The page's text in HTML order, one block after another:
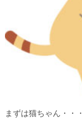
まずは猫ちゃん・・・